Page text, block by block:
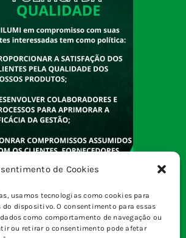
de Cookies
usamos tecnologias como cookies para
dispositivo. O consentimento para essas
como comportamento de navegação ou
ou retirar o consentimento pode afetar